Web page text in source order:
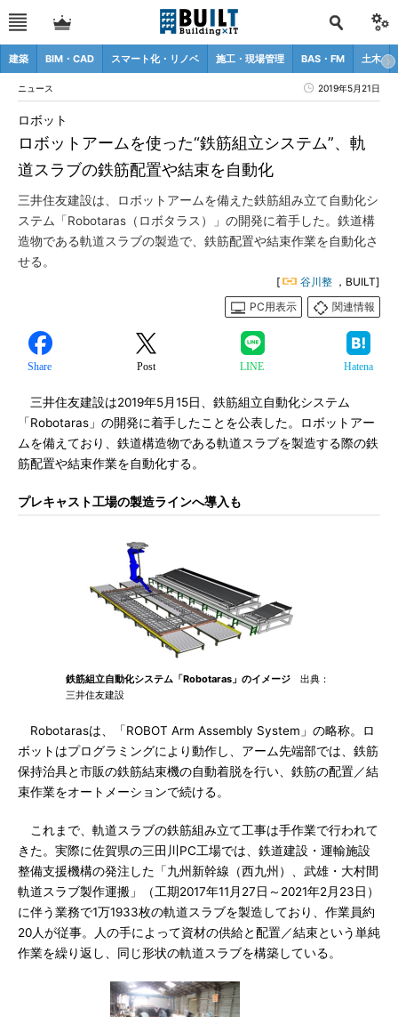
建築 BIM・CAD スマート化・リノベ 施工・現場管理 BAS・FM 土木
ニュース 2019年5月21日
ロボットアームを使った“鉄筋組立システム”、軌
道スラブの鉄筋配置や結束を自動化
ロボット
三井住友建設は、ロボットアームを備えた鉄筋組み立て自動化シ
ステム「Robotaras（ロボタラス）」の開発に着手した。鉄道構
造物である軌道スラブの製造で、鉄筋配置や結束作業を自動化さ
せる。
[ 谷川整 ，BUILT]
PC用表示
関連情報
Share Post LINE Hatena
三井住友建設は2019年5月15日、鉄筋組立自動化システム
「Robotaras」の開発に着手したことを公表した。ロボットアー
ムを備えており、鉄道構造物である軌道スラブを製造する際の鉄
筋配置や結束作業を自動化する。
プレキャスト工場の製造ラインへ導入も
鉄筋組立自動化システム「Robotaras」のイメージ 出典：
三井住友建設
Robotarasは、「ROBOT Arm Assembly System」の略称。ロ
ボットはプログラミングにより動作し、アーム先端部では、鉄筋
保持治具と市販の鉄筋結束機の自動着脱を行い、鉄筋の配置／結
束作業をオートメーションで続ける。
これまで、軌道スラブの鉄筋組み立て工事は手作業で行われて
きた。実際に佐賀県の三田川PC工場では、鉄道建設・運輸施設
整備支援機構の発注した「九州新幹線（西九州）、武雄・大村間
軌道スラブ製作運搬」（工期2017年11月27日～2021年2月23日）
に伴う業務で1万1933枚の軌道スラブを製造しており、作業員約
20人が従事。人の手によって資材の供給と配置／結束という単純
作業を繰り返し、同じ形状の軌道スラブを構築している。